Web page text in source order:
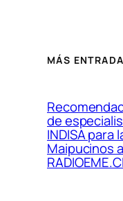
MÁS
de
INDISA para
Maipucinos